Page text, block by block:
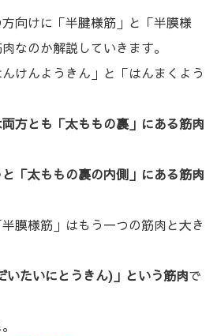
向けに「半腱様筋」と「半膜様
なのか解説していきます。
けんようきん」と「はんまくよう
方とも「太ももの裏」にある筋肉
「太ももの裏の内側」にある筋肉
膜様筋」はもう一つの筋肉と大き
いたいにとうきん)」という筋肉で